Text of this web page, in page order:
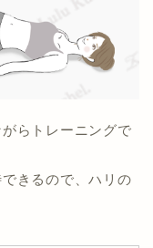
らトレーニングで
できるので、ハリの